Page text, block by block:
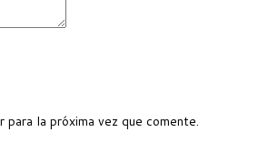
la próxima vez que comente.